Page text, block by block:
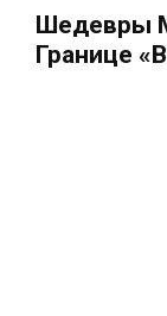
Шедевры
Границе